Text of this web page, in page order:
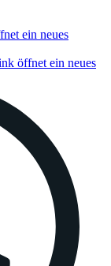
ein neues
öffnet ein neues